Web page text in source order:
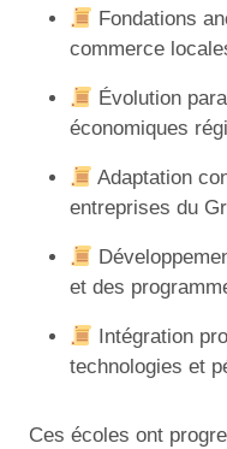
Fondations
commerce
Évolution
économiques
Adaptation
entreprises du
et des
Intégration
technologies et
Ces écoles ont